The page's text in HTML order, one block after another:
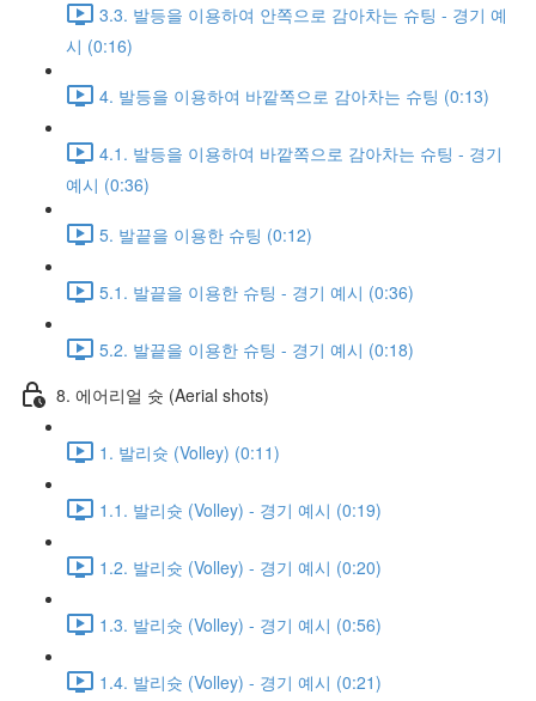
3.3. 발등을 이용하여 안쪽으로 감아차는 슈팅 - 경기 예
시 (0:16)
4. 발등을 이용하여 바깥쪽으로 감아차는 슈팅 (0:13)
4.1. 발등을 이용하여 바깥쪽으로 감아차는 슈팅 - 경기
예시 (0:36)
5. 발끝을 이용한 슈팅 (0:12)
5.1. 발끝을 이용한 슈팅 - 경기 예시 (0:36)
5.2. 발끝을 이용한 슈팅 - 경기 예시 (0:18)
8. 에어리얼 슛 (Aerial shots)
1. 발리슛 (Volley) (0:11)
1.1. 발리슛 (Volley) - 경기 예시 (0:19)
1.2. 발리슛 (Volley) - 경기 예시 (0:20)
1.3. 발리슛 (Volley) - 경기 예시 (0:56)
1.4. 발리슛 (Volley) - 경기 예시 (0:21)